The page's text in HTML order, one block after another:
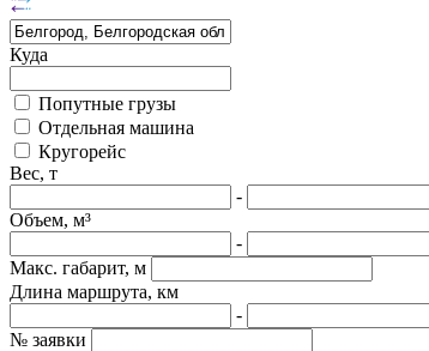
Куда
Попутные грузы
Отдельная машина
Кругорейс
Вес, т
-
Объем, м³
-
Макс. габарит, м
Длина маршрута, км
-
№ заявки